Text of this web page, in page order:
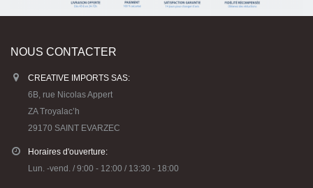
NOUS CONTACTER
CREATIVE IMPORTS SAS:
6B, rue Nicolas Appert
ZA Troyalac’h
29170 SAINT EVARZEC
Horaires d'ouverture:
Lun. -vend. / 9:00 - 12:00 / 13:30 - 18:00